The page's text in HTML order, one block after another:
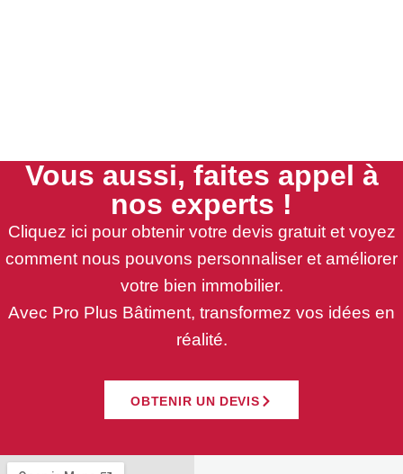
Vous aussi, faites appel à
nos experts !
Cliquez ici pour obtenir votre devis gratuit et voyez
comment nous pouvons personnaliser et améliorer
votre bien immobilier.
Avec Pro Plus Bâtiment, transformez vos idées en
réalité.
OBTENIR UN DEVIS